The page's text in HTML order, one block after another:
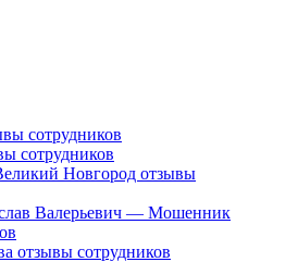
сотрудников
сотрудников
Новгород отзывы
Валерьевич — Мошенник
отзывы сотрудников